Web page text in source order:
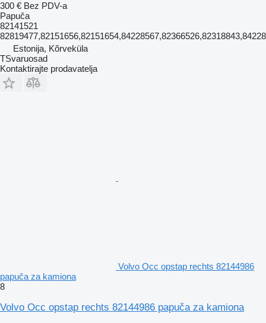
300 € Bez PDV-a
Papuča
82141521
Estonija, Kõrveküla
TSvaruosad
Kontaktirajte prodavatelja
Volvo Occ opstap rechts 82144986
papuča za kamiona
8
Volvo Occ opstap rechts 82144986 papuča za kamiona